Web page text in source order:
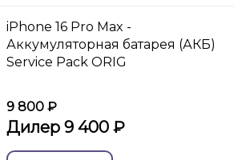
iPhone 16 Pro Max -
Аккумуляторная батарея (АКБ)
Service Pack ORIG
9 800 ₽
Дилер 9 400 ₽